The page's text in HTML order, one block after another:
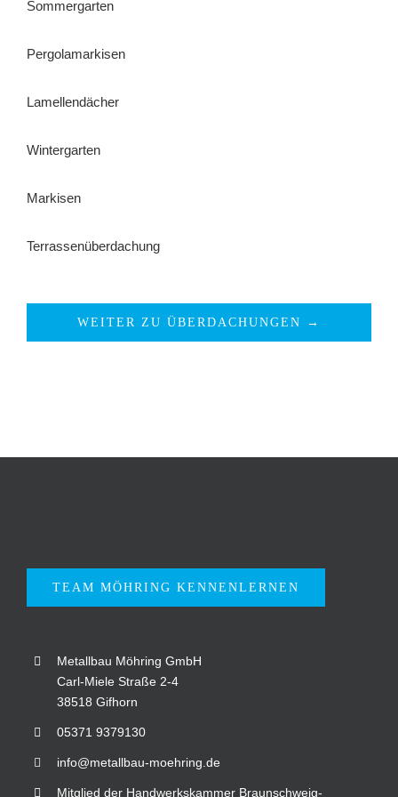
Sommergarten
Pergolamarkisen
Lamellendächer
Wintergarten
Markisen
Terrassenüberdachung
WEITER ZU ÜBERDACHUNGEN →
TEAM MÖHRING KENNENLERNEN
Metallbau Möhring GmbH
Carl-Miele Straße 2-4
38518 Gifhorn
05371 9379130
info@metallbau-moehring.de
Mitglied der Handwerkskammer Braunschweig-